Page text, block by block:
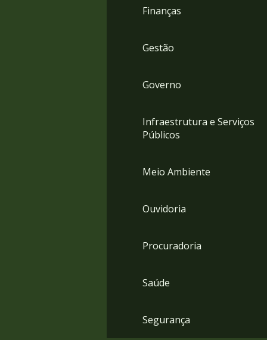
Finanças
Gestão
Governo
Infraestrutura e Serviços
Públicos
Meio Ambiente
Ouvidoria
Procuradoria
Saúde
Segurança